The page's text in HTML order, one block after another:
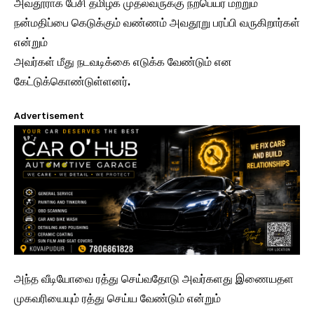
அவதூராக பேசி தமிழக முதல்வருக்கு நற்பெயர் மற்றும்
நன்மதிப்பை கெடுக்கும் வண்ணம் அவதூறு பரப்பி வருகிறார்கள்
என்றும்
அவர்கள் மீது நடவடிக்கை எடுக்க வேண்டும் என
கேட்டுக்கொண்டுள்ளனர்.
Advertisement
அந்த வீடியோவை ரத்து செய்வதோடு அவர்களது இணையதள
முகவரியையும் ரத்து செய்ய வேண்டும் என்றும்